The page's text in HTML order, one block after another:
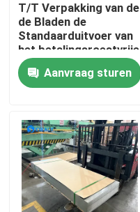
Thuis
Videos
Over ons
T/T Verpakking van de
de Bladen de
Standaarduitvoer van
het betalingsroestvrije
staal voor Industrieel
GebruikAanvraag sturen